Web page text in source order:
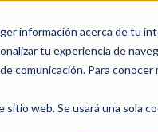
información acerca de tu
tu experiencia de
Para conocer
web. Se usará una sola
Servicios